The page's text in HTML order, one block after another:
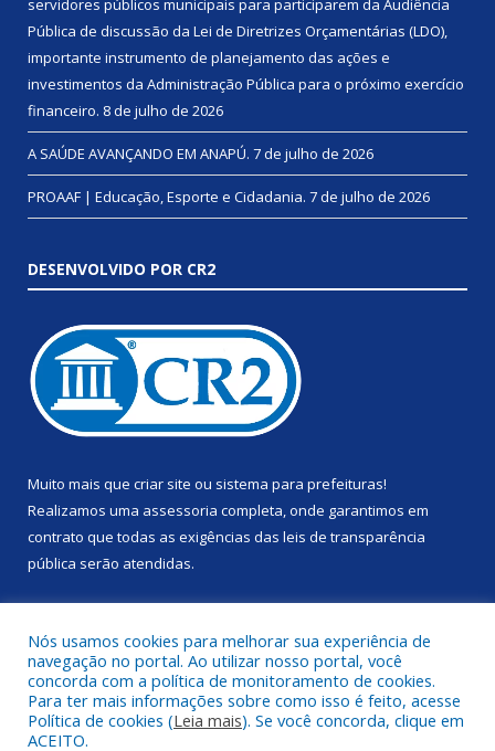
servidores públicos municipais para participarem da Audiência
Pública de discussão da Lei de Diretrizes Orçamentárias (LDO),
importante instrumento de planejamento das ações e
investimentos da Administração Pública para o próximo exercício
financeiro. 8 de julho de 2026
A SAÚDE AVANÇANDO EM ANAPÚ. 7 de julho de 2026
PROAAF | Educação, Esporte e Cidadania. 7 de julho de 2026
DESENVOLVIDO POR CR2
Muito mais que criar site ou sistema para prefeituras!
Realizamos uma assessoria completa, onde garantimos em
contrato que todas as exigências das leis de transparência
pública serão atendidas.
Todos os direitos reservados a Prefeitura Municipal de Anapu.
Nós usamos cookies para melhorar sua experiência de
navegação no portal. Ao utilizar nosso portal, você
concorda com a política de monitoramento de cookies.
Para ter mais informações sobre como isso é feito, acesse
Política de cookies (Leia mais). Se você concorda, clique em
ACEITO.